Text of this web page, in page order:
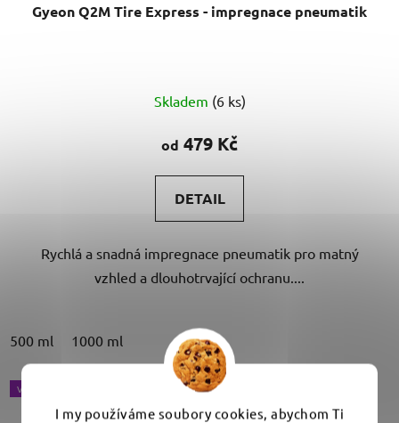
I my používáme soubory cookies, abychom Ti
Gyeon Q2M Tire Express - impregnace pneumatik
hodnocení
produktu
5,0
z
hvězdiček.
Skladem (6 ks)
od 479 Kč
DETAIL
Rychlá a snadná impregnace pneumatik pro matný
vzhled a dlouhotrvající ochranu....
500 ml 1000 ml
VÝBĚR VARIANT